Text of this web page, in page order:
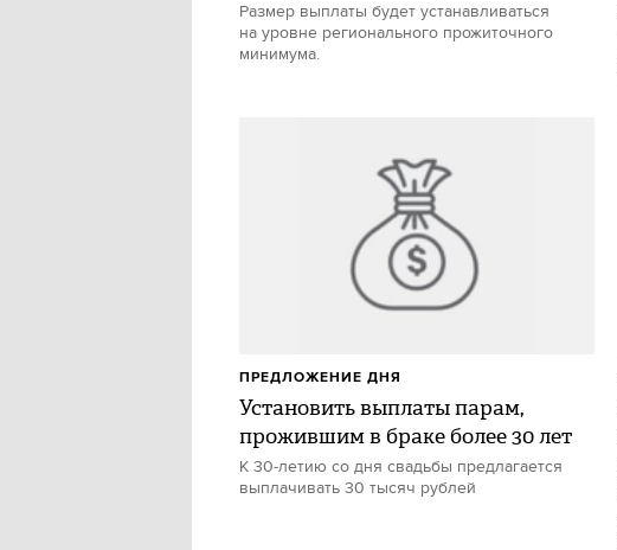
Размер выплаты будет устанавливаться
на уровне регионального прожиточного
минимума.
Установить выплаты парам,
прожившим в браке более 30 лет
К 30-летию со дня свадьбы предлагается
выплачивать 30 тысяч рублей
ПРЕДЛОЖЕНИЕ ДНЯ